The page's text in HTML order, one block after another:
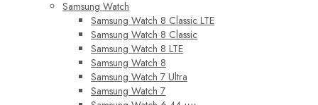
Samsung Watch
Samsung Watch 8 Classic LTE
Samsung Watch 8 Classic
Samsung Watch 8 LTE
Samsung Watch 8
Samsung Watch 7 Ultra
Samsung Watch 7